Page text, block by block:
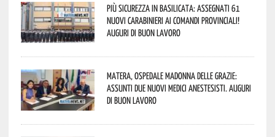
Più sicurezza in Basilicata: assegnati 61
nuovi Carabinieri ai Comandi provinciali!
Auguri di buon lavoro
Matera, Ospedale Madonna delle Grazie:
assunti due nuovi medici anestesisti. Auguri
di buon lavoro